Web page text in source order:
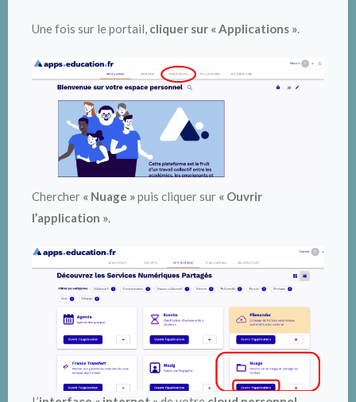
Une fois sur le portail, cliquer sur « Applications ».
Chercher « Nuage »puis cliquer sur « Ouvrir
l’application »